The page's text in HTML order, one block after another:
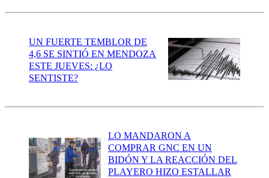
UN FUERTE TEMBLOR DE
4,6 SE SINTIÓ EN MENDOZA
ESTE JUEVES: ¿LO
SENTISTE?
LO MANDARON A
COMPRAR GNC EN UN
BIDÓN Y LA REACCIÓN DEL
PLAYERO HIZO ESTALLAR